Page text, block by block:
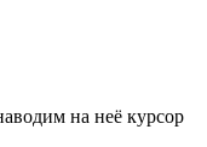
на неё курсор